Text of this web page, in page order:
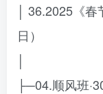
│ 36.2025《
日）
│
├─04.顺风班